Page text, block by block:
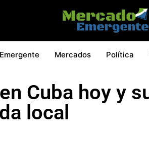
Emergente Mercados Política
Cuba hoy y
local